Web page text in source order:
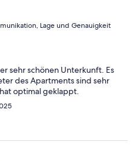
Lage und Genauigkeit
sehr schönen Unterkunft. Es
des Apartments sind sehr
optimal geklappt.